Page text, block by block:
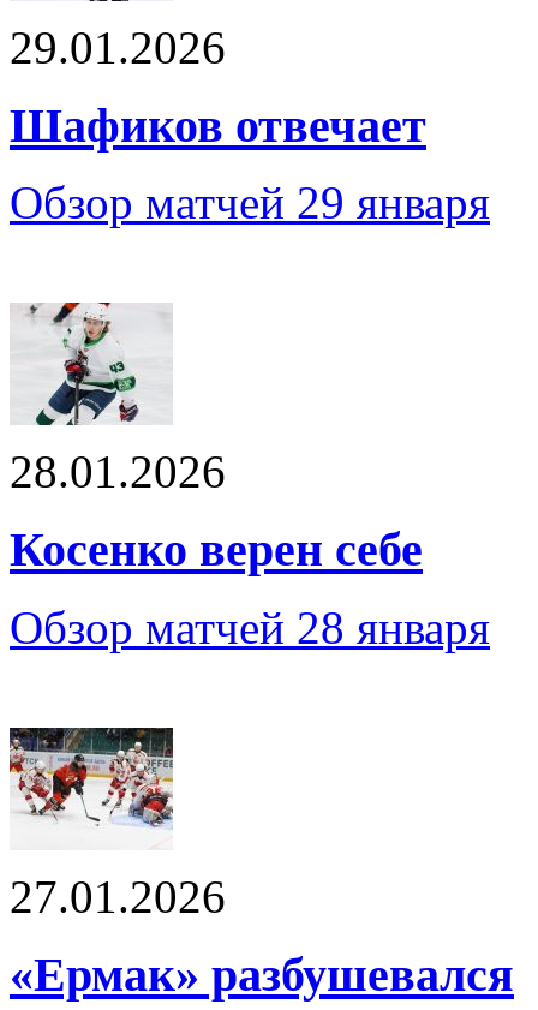
29.01.2026
Шафиков отвечает
Обзор матчей 29 января
28.01.2026
Косенко верен себе
Обзор матчей 28 января
27.01.2026
«Ермак» разбушевался